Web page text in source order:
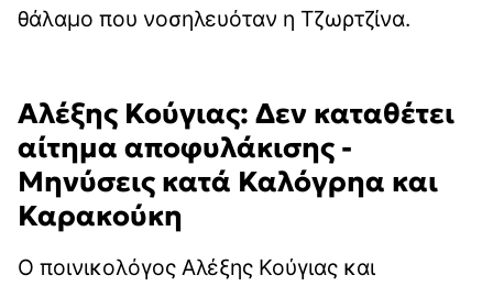
θάλαμο που νοσηλευόταν η Τζωρτζίνα.
Αλέξης Κούγιας: Δεν καταθέτει
αίτημα αποφυλάκισης -
Μηνύσεις κατά Καλόγρηα και
Καρακούκη
Ο ποινικολόγος Αλέξης Κούγιας και